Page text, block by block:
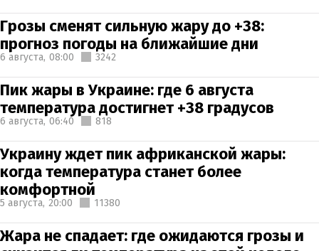
Грозы сменят сильную жару до +38:
прогноз погоды на ближайшие дни
6 августа, 08:00 3242
Пик жары в Украине: где 6 августа
температура достигнет +38 градусов
6 августа, 06:40 818
Украину ждет пик африканской жары:
когда температура станет более
комфортной
5 августа, 20:00 11380
Жара не спадает: где ожидаются грозы и